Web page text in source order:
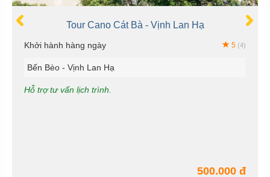
Tour Cano Cát Bà - Vịnh Lan Hạ
Khởi hành hàng ngày 5 (4)
Bến Bèo - Vịnh Lan Hạ
Hỗ trợ tư vấn lịch trình.
500.000 đ